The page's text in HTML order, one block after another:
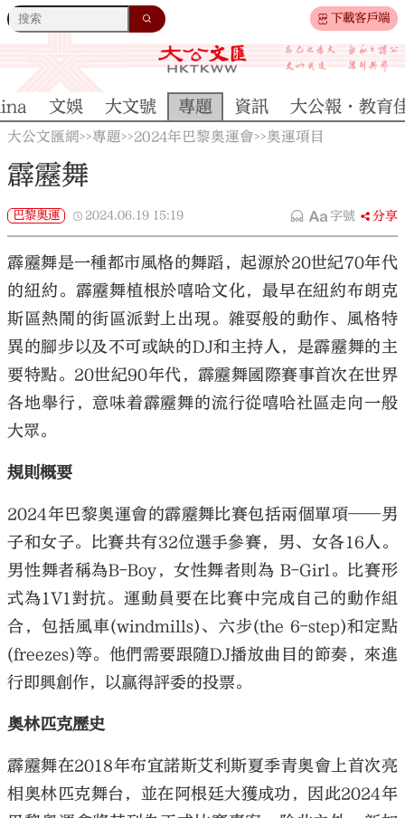
下載客戶端
大公文匯
文娛 大文號 專題 資訊 大公報·教育
大公文匯網>>專題>>2024年巴黎奧運會>>奧運項目
霹靂舞
巴黎奧運 2024.06.19 15:19 字號 分享
霹靂舞是一種都市風格的舞蹈，起源於20世紀70年代
的紐約。霹靂舞植根於嘻哈文化，最早在紐約布朗克
斯區熱鬧的街區派對上出現。雜耍般的動作、風格特
異的腳步以及不可或缺的DJ和主持人，是霹靂舞的主
要特點。20世紀90年代，霹靂舞國際賽事首次在世界
各地舉行，意味着霹靂舞的流行從嘻哈社區走向一般
大眾。
規則概要
2024年巴黎奧運會的霹靂舞比賽包括兩個單項——男
子和女子。比賽共有32位選手參賽，男、女各16人。
男性舞者稱為B-Boy，女性舞者則為 B-Girl。比賽形
式為1V1對抗。運動員要在比賽中完成自己的動作組
合，包括風車(windmills)、六步(the 6-step)和定點
(freezes)等。他們需要跟隨DJ播放曲目的節奏，來進
行即興創作，以贏得評委的投票。
奧林匹克歷史
霹靂舞在2018年布宜諾斯艾利斯夏季青奧會上首次亮
相奧林匹克舞台，並在阿根廷大獲成功，因此2024年